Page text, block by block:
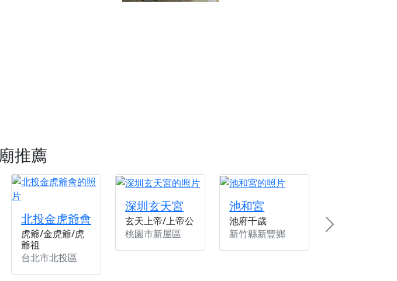
推薦
北投金虎爺會
虎爺/金虎爺/虎
爺祖
台北市北投區
深圳玄天宮
玄天上帝/上帝公
桃園市新屋區
池和宮
池府千歲
新竹縣新豐鄉
Next